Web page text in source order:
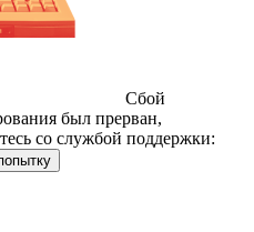
Сбой
был прерван,
со службой поддержки: